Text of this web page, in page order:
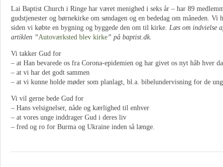
Lai Baptist Church i Ringe har været menighed i seks år – har 89
gudstjenester og børnekirke om søndagen og en bededag om måneden. Vi
siden vi købte en bygning og byggede den om til kirke. Læs om indvielse
artiklen ”Autoværksted blev kirke” på baptist.dk.
Vi takker Gud for
– at Han bevarede os fra Corona-epidemien og har givet os nyt håb hver
– at vi har det godt sammen
– at vi kunne holde møder som planlagt, bl.a. bibelundervisning for de
Vi vil gerne bede Gud for
– Hans velsignelser, nåde og kærlighed til enhver
– at vores unge inddrager Gud i deres liv
– fred og ro for Burma og Ukraine inden så længe.